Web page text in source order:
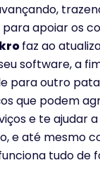
apoiar os
faz ao
software, a
para outro
que podem
e te ajudar a
e até mesmo
tudo de